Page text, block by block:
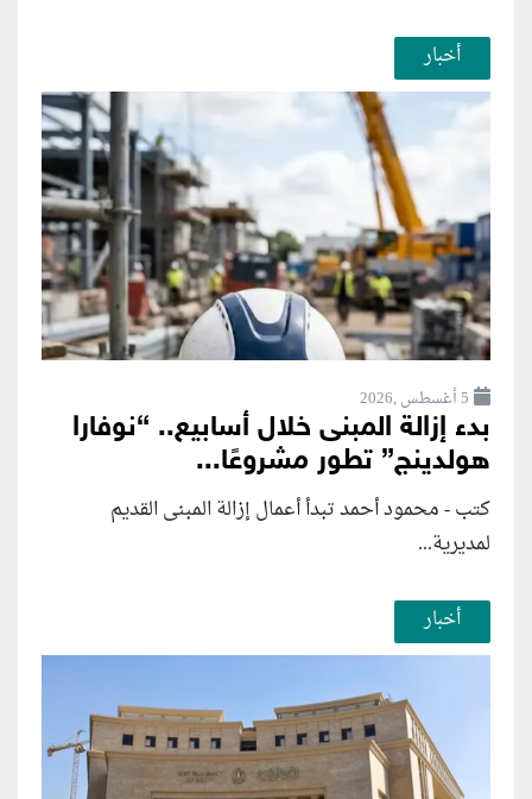
أخبار
5 أغسطس ,2026
بدء إزالة المبنى خلال أسابيع.. “نوفارا
هولدينج” تطور مشروعًا...
كتب - محمود أحمد تبدأ أعمال إزالة المبنى القديم
لمديرية...
أخبار